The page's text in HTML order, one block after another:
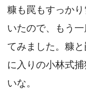
糠も罠もすっか
いたので、もう
てみました。糠
に入りの小林式
いな。